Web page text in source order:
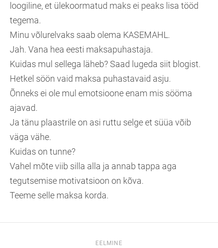
loogiline, et ülekoormatud maks ei peaks lisa tööd
tegema.
Minu võlurelvaks saab olema KASEMAHL.
Jah. Vana hea eesti maksapuhastaja.
Kuidas mul sellega läheb? Saad lugeda siit blogist.
Hetkel söön vaid maksa puhastavaid asju.
Õnneks ei ole mul emotsioone enam mis sööma
ajavad.
Ja tänu plaastrile on asi ruttu selge et süüa võib
väga vähe.
Kuidas on tunne?
Vahel mõte viib silla alla ja annab tappa aga
tegutsemise motivatsioon on kõva.
Teeme selle maksa korda.
EELMINE